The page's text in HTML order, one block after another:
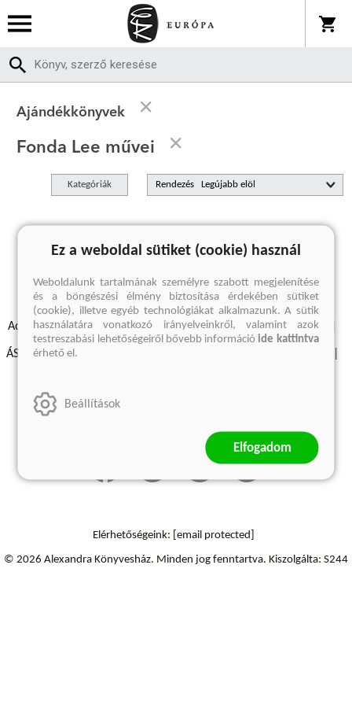
Ajándékkönyvek
Fonda Lee művei
Kategóriák Rendezés
A keresett kifejezésre nincs találat
Adatvédelmi szabályzatok Elállási felmondási nyilatkozat
ÁSZF - Vásárlási feltételek
Szállítási információk
Elérhetőségeink: [email protected]
© 2026 Alexandra Könyvesház. Minden jog fenntartva. Kiszolgálta: S244
Ez a weboldal sütiket (cookie) használ
Weboldalunk tartalmának személyre szabott megjelenítése
és a böngészési élmény biztosítása érdekében sütiket
(cookie), illetve egyéb technológiákat alkalmazunk. A sütik
használatára vonatkozó irányelveinkről, valamint azok
testreszabási lehetőségeiről bővebb információide kattintva
érhető el.
Beállítások
Elfogadom